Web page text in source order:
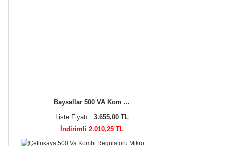
Baysallar 500 VA Kom ...
Liste Fiyatı : 3.655,00 TL
İndirimli 2.010,25 TL